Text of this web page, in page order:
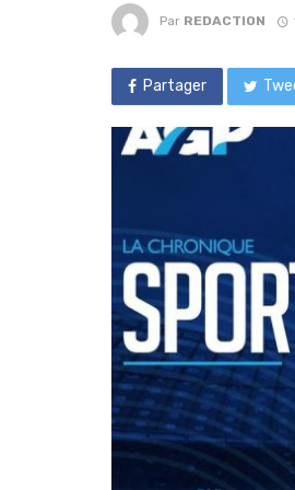
Par REDACTION
Partager